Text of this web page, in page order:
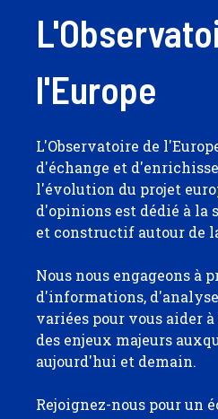
l'Europe
L'Observatoire de
d'échange et
l'évolution du projet
d'opinions est dédié à
et constructif autour de
Nous nous engageons à
d'informations,
variées pour vous aider
des enjeux majeurs
aujourd'hui et demain.
Rejoignez-nous pour un